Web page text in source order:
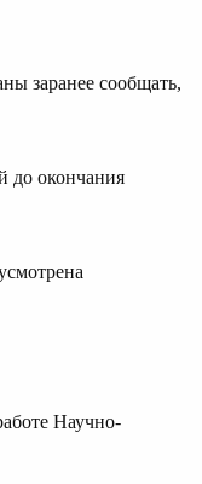
заранее сообщать,
до окончания
Научно-